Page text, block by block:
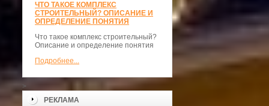
ЧТО ТАКОЕ КОМПЛЕКС
СТРОИТЕЛЬНЫЙ? ОПИСАНИЕ И
ОПРЕДЕЛЕНИЕ ПОНЯТИЯ
Что такое комплекс строительный?
Описание и определение понятия
Подробнее...
>
РЕКЛАМА